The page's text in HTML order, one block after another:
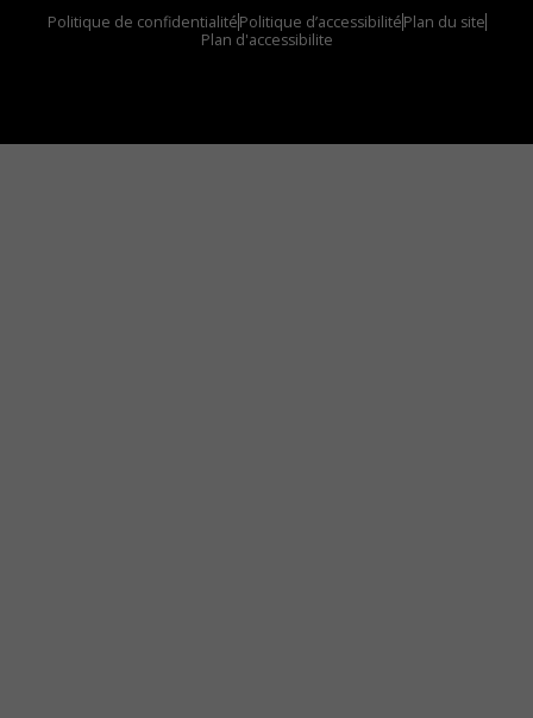
Politique de confidentialitéPolitique d’accessibilitéPlan du site
Plan d'accessibilite